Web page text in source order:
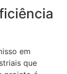
em
que